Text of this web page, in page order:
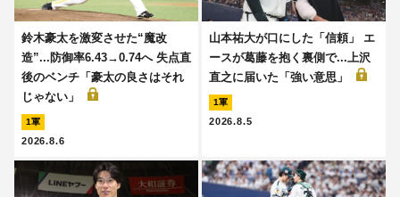
鈴木豪太を激変させた“魔改
造”...防御率6.43→0.74へ 失点直
後のベンチ「豪太の良さはそれ
じゃない」
1軍
2026.8.6
山本祐大が口にした「信頼」 エ
ースが葛藤を抱く裏側で...上沢
直之に届いた「強い意思」
1軍
2026.8.5